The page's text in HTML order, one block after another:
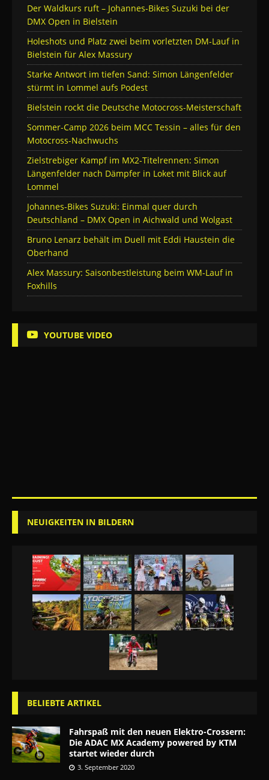
Der Waldkurs ruft – Johannes-Bikes Suzuki bei der
DMX Open in Bielstein
Holeshots und Platz zwei beim vorletzten DM-Lauf in
Bielstein für Alex Massury
Starke Antwort im tiefen Sand: Simon Längenfelder
stürmt in Lommel aufs Podest
Bielstein rockt die Deutsche Motocross-Meisterschaft
Sommer-Camp 2026 beim MCC Tessin – alles für den
Motocross-Nachwuchs
Zielstrebiger Kampf im MX2-Titelrennen: Simon
Längenfelder nach Dämpfer in Loket mit Blick auf
Lommel
Johannes-Bikes Suzuki: Einmal quer durch
Deutschland – DMX Open in Aichwald und Wolgast
Bruno Lenarz behält im Duell mit Eddi Haustein die
Oberhand
Alex Massury: Saisonbestleistung beim WM-Lauf in
Foxhills
YOUTUBE VIDEO
NEUIGKEITEN IN BILDERN
BELIEBTE ARTIKEL
Fahrspaß mit den neuen Elektro-Crossern:
Die ADAC MX Academy powered by KTM
startet wieder durch
3. September 2020